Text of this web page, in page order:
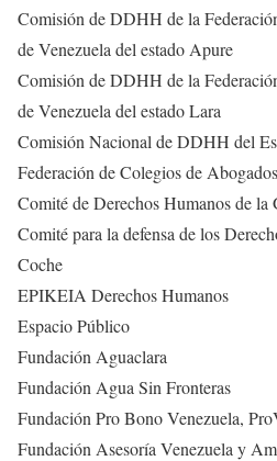
Comisión de DDHH de la
de Venezuela del estado Apure
Comisión de DDHH de la
de Venezuela del estado Lara
Comisión Nacional de DDHH del
Federación de Colegios de
Comité de Derechos Humanos de la
Comité para la defensa de los
Coche
EPIKEIA Derechos Humanos
Espacio Público
Fundación Aguaclara
Fundación Agua Sin Fronteras
Fundación Pro Bono Venezuela,
Fundación Asesoría Venezuela y